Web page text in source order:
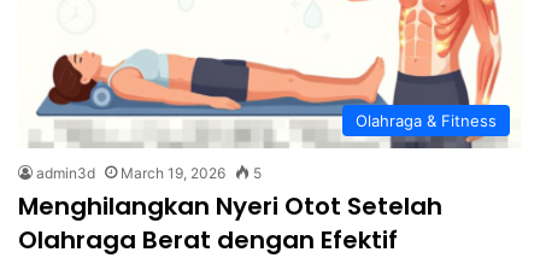
Olahraga & Fitness
admin3d March 19, 2026 5
Menghilangkan Nyeri Otot Setelah
Olahraga Berat dengan Efektif